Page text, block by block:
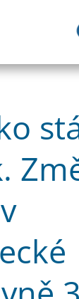
Ministerstvo